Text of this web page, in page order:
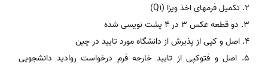
2. تکمیل فرمهای اخذ ویزا (Q1)
3. دو قطعه عکس 3 در 4 پشت نویسی شده
4. اصل و کپی از پذیرش از دانشگاه مورد تایید در چین
5. اصل و فتوکپی از تایید خارجه فرم درخواست روادید دانشجویی